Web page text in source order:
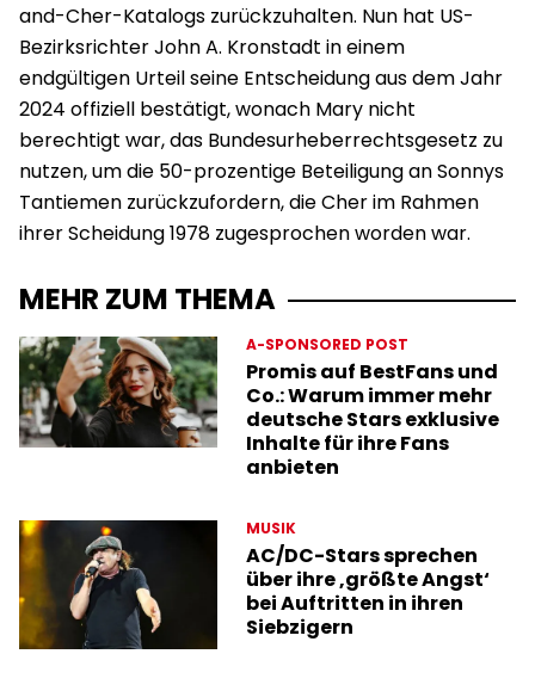
and-Cher-Katalogs zurückzuhalten. Nun hat US-
Bezirksrichter John A. Kronstadt in einem
endgültigen Urteil seine Entscheidung aus dem Jahr
2024 offiziell bestätigt, wonach Mary nicht
berechtigt war, das Bundesurheberrechtsgesetz zu
nutzen, um die 50-prozentige Beteiligung an Sonnys
Tantiemen zurückzufordern, die Cher im Rahmen
ihrer Scheidung 1978 zugesprochen worden war.
MEHR ZUM THEMA
A-SPONSORED POST
Promis auf BestFans und
Co.: Warum immer mehr
deutsche Stars exklusive
Inhalte für ihre Fans
anbieten
MUSIK
AC/DC-Stars sprechen
über ihre ‚größte Angst‘
bei Auftritten in ihren
Siebzigern